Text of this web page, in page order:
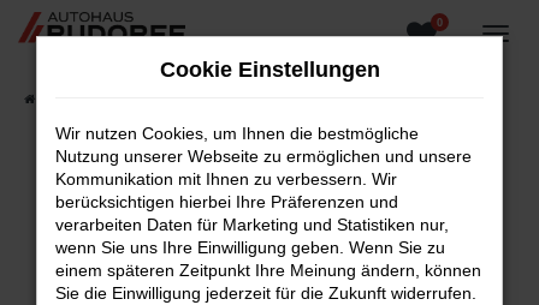
Zum
0
Fehler: Network Error
Beim Laden ist ein Fehler aufgetreten.
Hier sind ein paar Tipps, die dir helfen können:
Cookie Einstellungen
Wir nutzen Cookies, um Ihnen die bestmögliche
Nutzung unserer Webseite zu ermöglichen und unsere
Kommunikation mit Ihnen zu verbessern. Wir
berücksichtigen hierbei Ihre Präferenzen und
verarbeiten Daten für Marketing und Statistiken nur,
wenn Sie uns Ihre Einwilligung geben. Wenn Sie zu
einem späteren Zeitpunkt Ihre Meinung ändern, können
Sie die Einwilligung jederzeit für die Zukunft widerrufen.